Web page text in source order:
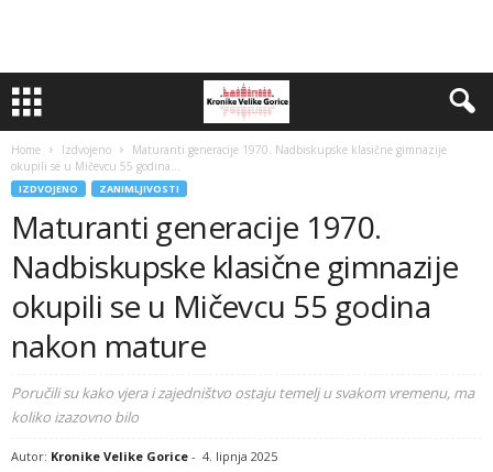
Home Izdvojeno
Maturanti generacije 1970. Nadbiskupske klasične gimnazije
okupili se u Mičevcu 55 godina...
IZDVOJENO ZANIMLJIVOSTI
Maturanti generacije 1970.
Nadbiskupske klasične gimnazije
okupili se u Mičevcu 55 godina
nakon mature
Poručili su kako vjera i zajedništvo ostaju temelj u svakom vremenu, ma
koliko izazovno bilo
Autor: Kronike Velike Gorice - 4. lipnja 2025